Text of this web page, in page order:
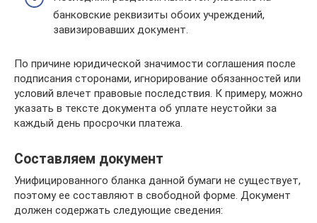
банковские реквизиты обоих учреждений,
завизировавших документ.
По причине юридической значимости соглашения после
подписания сторонами, игнорирование обязанностей или
условий влечет правовые последствия. К примеру, можно
указать в тексте документа об уплате неустойки за
каждый день просрочки платежа.
Составляем документ
Унифицированного бланка данной бумаги не существует,
поэтому ее составляют в свободной форме. Документ
должен содержать следующие сведения: